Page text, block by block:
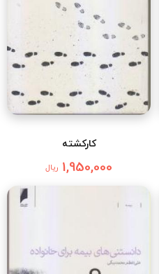
کارکشته
1,950,000 ریال